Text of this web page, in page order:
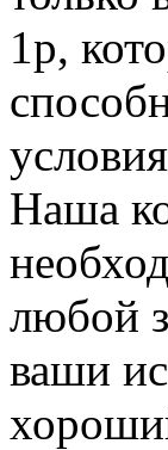
1р,
Наша
любой
ваши